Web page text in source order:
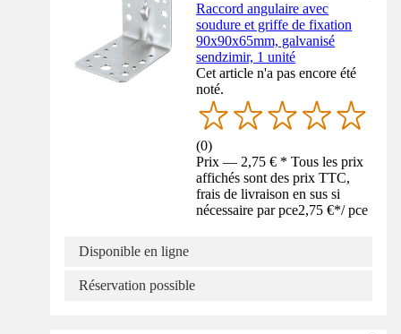
Raccord angulaire avec
soudure et griffe de fixation
90x90x65mm, galvanisé
sendzimir, 1 unité
Cet article n'a pas encore été
noté.
(0)
Prix — 2,75 € * Tous les prix
affichés sont des prix TTC,
frais de livraison en sus si
nécessaire par pce2,75 €*/ pce
Disponible en ligne
Réservation possible